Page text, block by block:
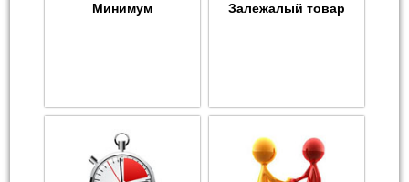
Минимум Залежалый товар